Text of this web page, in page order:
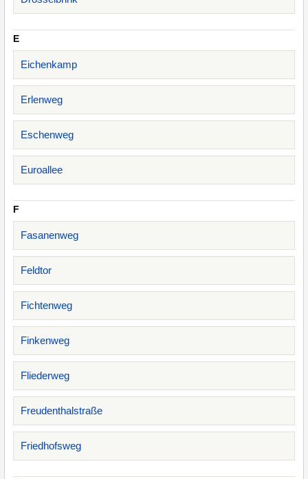
E
Eichenkamp
Erlenweg
Eschenweg
Euroallee
F
Fasanenweg
Feldtor
Fichtenweg
Finkenweg
Fliederweg
Freudenthalstraße
Friedhofsweg